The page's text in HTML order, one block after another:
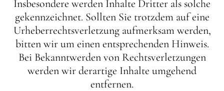
Insbesondere werden Inhalte Dritter als solche
gekennzeichnet. Sollten Sie trotzdem auf eine
Urheberrechtsverletzung aufmerksam werden,
bitten wir um einen entsprechenden Hinweis.
Bei Bekanntwerden von Rechtsverletzungen
werden wir derartige Inhalte umgehend
entfernen.